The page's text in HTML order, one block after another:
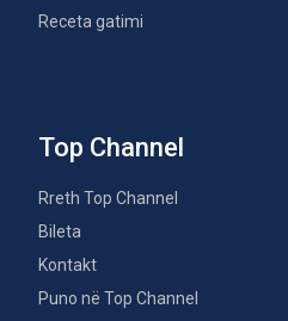
Receta gatimi
Top Channel
Rreth Top Channel
Bileta
Kontakt
Puno në Top Channel